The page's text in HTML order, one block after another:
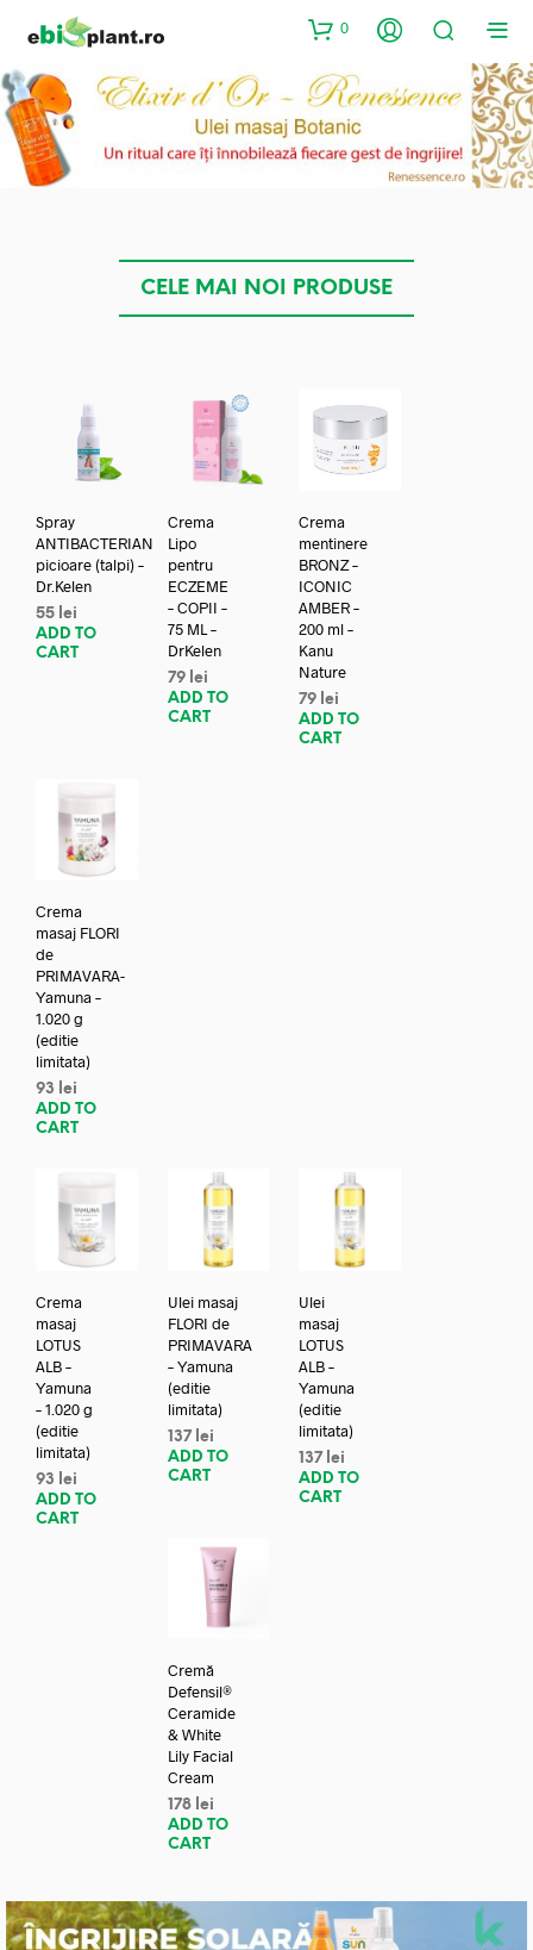
0
CELE MAI NOI PRODUSE
Spray
ANTIBACTERIAN
picioare (talpi) –
Dr.Kelen
55 lei
ADD TO
CART
Crema
Lipo
pentru
ECZEME
– COPII –
75 ML –
DrKelen
79 lei
ADD TO
CART
Crema
mentinere
BRONZ –
ICONIC
AMBER –
200 ml –
Kanu
Nature
79 lei
ADD TO
CART
Crema
masaj FLORI
de
PRIMAVARA-
Yamuna –
1.020 g
(editie
limitata)
93
lei
ADD TO
CART
Crema
masaj
LOTUS
ALB –
Yamuna
– 1.020 g
(editie
limitata)
93
lei
ADD TO
CART
Ulei masaj
FLORI de
PRIMAVARA
– Yamuna
(editie
limitata)
137 lei
ADD TO
CART
Ulei
masaj
LOTUS
ALB –
Yamuna
(editie
limitata)
137 lei
ADD TO
CART
Cremă
Defensil®
Ceramide
& White
Lily Facial
Cream
178 lei
ADD TO
CART